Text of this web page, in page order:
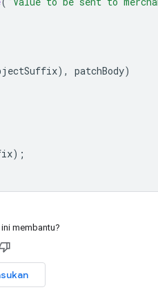
), patchBody)
);
membantu?